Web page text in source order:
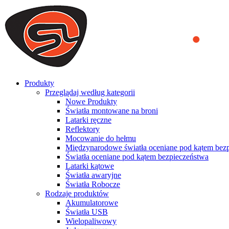
We use cookies to ensure that we provide you the best experience
you a better experience. To learn more or to find out how you can
ACCEPT AND CLOSE
Produkty
Przeglądaj według kategorii
Nowe Produkty
Światła montowane na broni
Latarki ręczne
Reflektory
Mocowanie do hełmu
Międzynarodowe światła oceniane pod kątem
Światła oceniane pod kątem bezpieczeństwa
Latarki kątowe
Światła awaryjne
Światła Robocze
Rodzaje produktów
Akumulatorowe
Światła USB
Wielopaliwowy